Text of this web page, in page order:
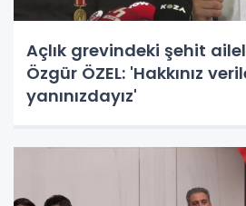
Açlık grevindeki şehit
Özgür ÖZEL: 'Hakkınız
yanınızdayız'